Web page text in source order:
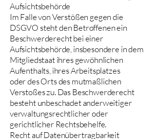
Aufsichtsbehörde
Im Falle von Verstößen gegen die
DSGVO steht den Betroffenen ein
Beschwerderecht bei einer
Aufsichtsbehörde, insbesondere in dem
Mitgliedstaat ihres gewöhnlichen
Aufenthalts, ihres Arbeitsplatzes
oder des Orts des mutmaßlichen
Verstoßes zu. Das Beschwerderecht
besteht unbeschadet anderweitiger
verwaltungsrechtlicher oder
gerichtlicher Rechtsbehelfe.
Recht auf Datenübertragbarkeit